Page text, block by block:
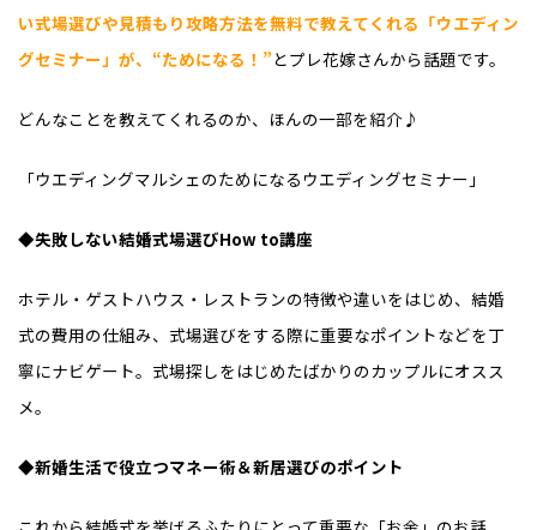
い式場選びや見積もり攻略方法を無料で教えてくれる「ウエディン
グセミナー」が、“ためになる！” とプレ花嫁さんから話題です。
どんなことを教えてくれるのか、ほんの一部を紹介♪
「ウエディングマルシェのためになるウエディングセミナー」
◆失敗しない結婚式場選びHow to講座
ホテル・ゲストハウス・レストランの特徴や違いをはじめ、結婚
式の費用の仕組み、式場選びをする際に重要なポイントなどを丁
寧にナビゲート。式場探しをはじめたばかりのカップルにオスス
メ。
◆新婚生活で役立つマネー術＆新居選びのポイント